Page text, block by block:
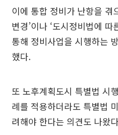
이에 통합 정비가 난항을 겪
변경’이나 ‘도시정비법에
통해 정비사업을 시행하는
했다.
또 노후계획도시 특별법 시
례를 적용하더라도 특별법
려해야 한다는 의견도 나왔